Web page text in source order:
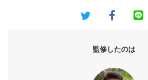
監修したのは